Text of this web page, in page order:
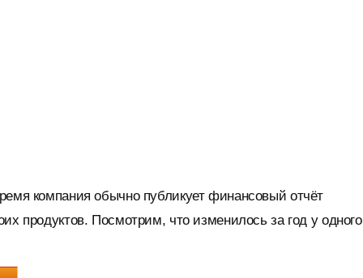
компания обычно публикует финансовый отчёт
продуктов. Посмотрим, что изменилось за год у одного